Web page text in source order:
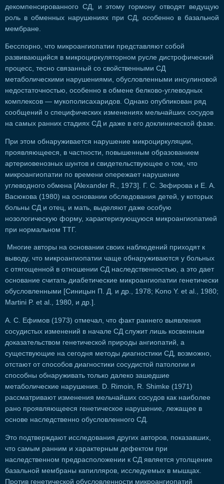
декомпенсированного СД, и этому гормону отводят ведущую
роль в обменных нарушениях при СД, особенно в базальной
мембране.
Бесспорно, что микроангиопатии представляют собой
развивающийся в микроциркуляторном русле дистрофический
процесс, тесно связанный со свойственными СД
метаболическими нарушениями, обусловленными инсулиновой
недостаточностью, особенно в обмене белково-углеводных
комплексов — мукополисахаридов. Однако опубликован ряд
сообщений о специфических изменениях мельчайших сосудов
на самых ранних стадиях СД и даже в его доклинической фазе.
При этом обнаруживается нарушение микроциркуляции,
проявляющееся, в частности, повышенным образованием
артериовенозных шунтов и свидетельствующее о том, что
микроангиопатии по времени опережает нарушение
углеводного обмена [Alexander R., 1973]. Г. С. Зефирова и Е. А.
Васюкова (1980) на основании обследования детей, у которых
больны СД и отец, и мать, выделяют даже особую
нозологическую форму, характеризующуюся микроангиопатией
при нормальном ТТГ.
Многие авторы на основании своих наблюдений приходят к
выводу, что микроангиопатии чаще обнаруживаются у больных
с отягощенной в отношении СД наследственностью, а это дает
основание считать диабетические микроангиопатии генетически
обусловленными [Синицын П. Д. и др., 1978; Kono Y. et al., 1980;
Martini P. et al., 1980, и др.].
А. С. Ефимов (1973) отмечал, что факт раннего выявления
сосудистых изменений в начале СД служит лишь косвенным
доказательством генетической природы ангиопатий, а
существующие на сегодня методы диагностики СД, возможно,
отстают от способов диагностики сосудистой патологии и
способны обнаруживать только далеко зашедшие
метаболические нарушения. D. Rimoin, R. Shimke (1971)
рассматривают изменения мельчайших сосудов как наиболее
рано проявляющееся генетическое нарушение, лежащее в
основе наследственно обусловленного СД.
Это подтверждают исследования других авторов, показавших,
что самым ранним и характерным дефектом при
наследственном предрасположении к СД является утолщение
базальной мембраны капилляров, исследуемых в мышцах.
Против генетической обусловленности микроангиопатий